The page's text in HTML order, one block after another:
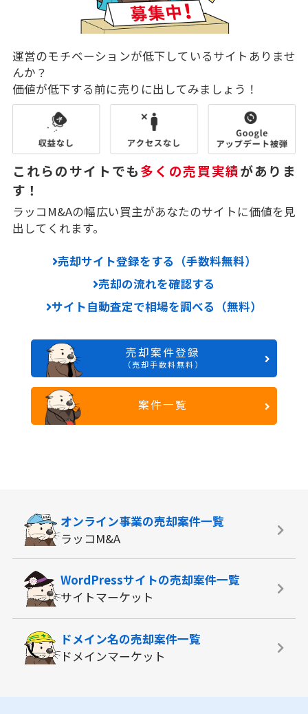
運営のモチベーションが低下しているサイトありませ
んか？
価値が低下する前に売りに出してみましょう！
これらのサイトでも多くの売買実績がありま
す！
ラッコM&Aの幅広い買主があなたのサイトに価値を見
出してくれます。
売却サイト登録をする（手数料無料）
売却の流れを確認する
サイト自動査定で相場を調べる（無料）
売却案件登録
（売却手数料無料）
案件一覧
オンライン事業の売却案件一覧
ラッコM&A
WordPressサイトの売却案件一覧
サイトマーケット
ドメイン名の売却案件一覧
ドメインマーケット